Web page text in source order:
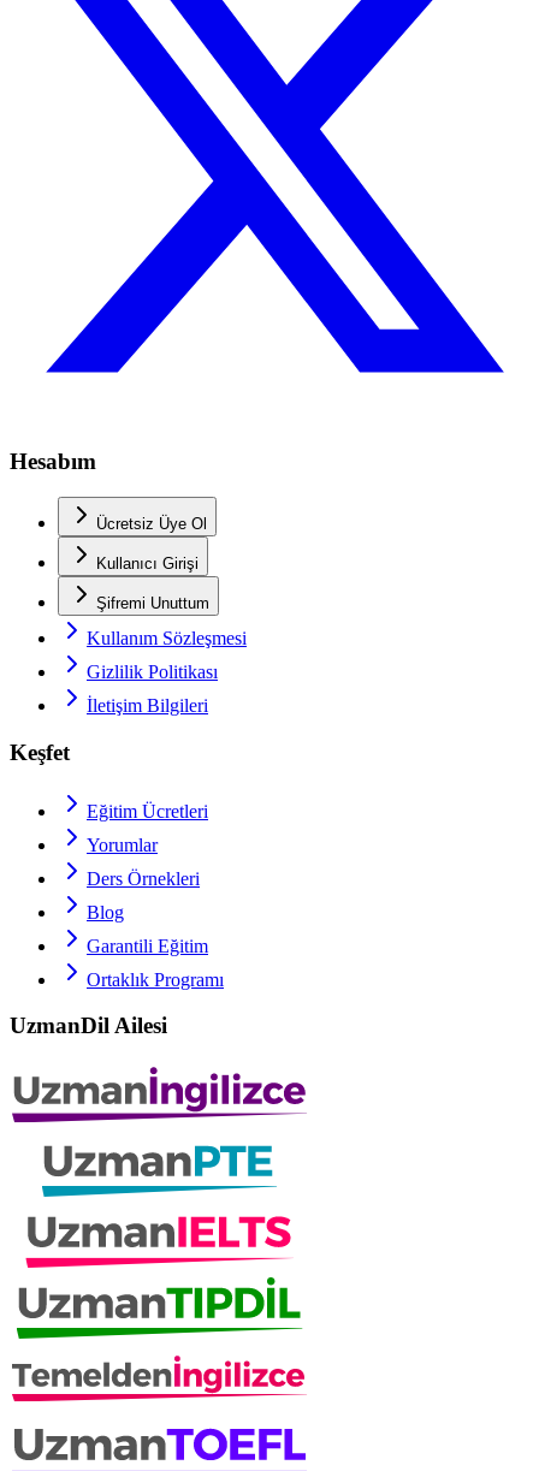
Hesabım
Ücretsiz Üye Ol
Kullanıcı Girişi
Şifremi Unuttum
Kullanım Sözleşmesi
Gizlilik Politikası
İletişim Bilgileri
Keşfet
Eğitim Ücretleri
Yorumlar
Ders Örnekleri
Blog
Garantili Eğitim
Ortaklık Programı
UzmanDil Ailesi